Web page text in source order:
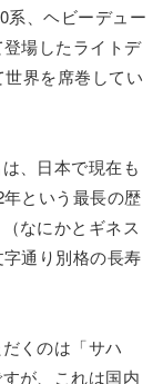
系、ヘビーデュー
場したライトデ
界を席巻してい
、日本で現在も
という最長の歴
なにかとギネス
通り別格の長寿
くのは「サハ
が、これは国内